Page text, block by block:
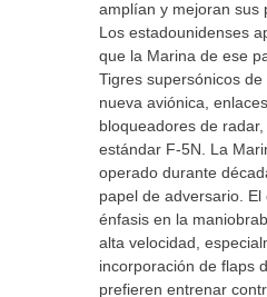
amplían y mejoran sus
Los estadounidenses
que la Marina de ese
Tigres supersónicos
nueva aviónica,
bloqueadores de
estándar F-5N. La
operado durante
papel de adversario.
énfasis en la
alta velocidad,
incorporación de flaps
prefieren entrenar